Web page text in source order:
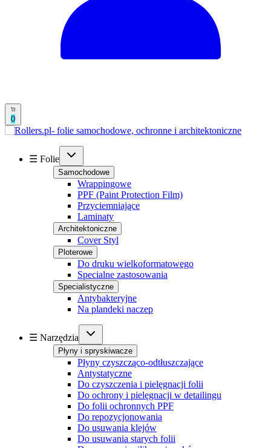
0
☰ Folie
Samochodowe
Wrappingowe
PPF (Paint Protection Film)
Przyciemniające
Laminaty
Architektoniczne
Cover Styl
Ploterowe
Do druku wielkoformatowego
Specialne zastosowania
Specialistyczne
Antybakteryjne
Na plandeki naczep
☰ Narzędzia
Płyny i spryskiwacze
Płyny czyszcząco-odtłuszczające
Antystatyczne
Do czyszczenia i pielęgnacji folii
Do ochrony i pielęgnacji w detailingu
Do folii ochronnych PPF
Do repozycjonowania
Do usuwania klejów
Do usuwania starych folii